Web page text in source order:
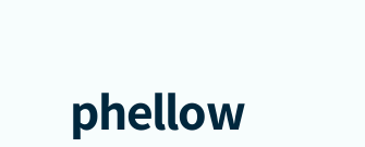
phellow